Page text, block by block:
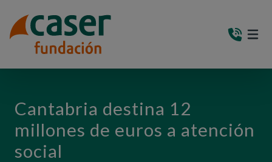
Cantabria destina 12
millones de euros a atención
social